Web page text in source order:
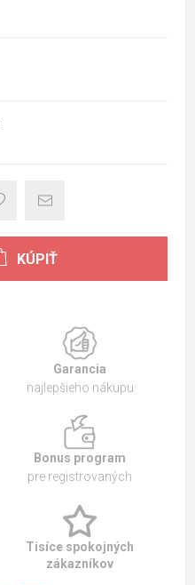
KÚPIŤ
Garancia
najlepšieho nákupu
Bonus program
pre registrovaných
Tisíce spokojných
zákazníkov